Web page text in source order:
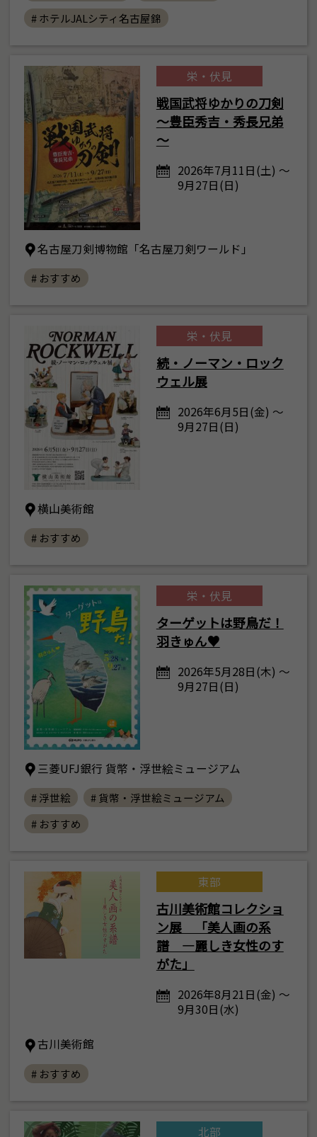
# ホテルJALシティ名古屋錦
栄・伏見
戦国武将ゆかりの刀剣
～豊臣秀吉・秀長兄弟
～
2026年7月11日(土) ～
9月27日(日)
名古屋刀剣博物館「名古屋刀剣ワールド」
# おすすめ
栄・伏見
続・ノーマン・ロック
ウェル展
2026年6月5日(金) ～
9月27日(日)
横山美術館
# おすすめ
栄・伏見
ターゲットは野鳥だ！
羽きゅん♥
2026年5月28日(木) ～
9月27日(日)
三菱UFJ銀行 貨幣・浮世絵ミュージアム
# 浮世絵
# 貨幣・浮世絵ミュージアム
# おすすめ
東部
古川美術館コレクショ
ン展 「美人画の系
譜 ―麗しき女性のす
がた」
2026年8月21日(金) ～
9月30日(水)
古川美術館
# おすすめ
北部